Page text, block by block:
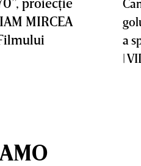
MIRCEA
a
|